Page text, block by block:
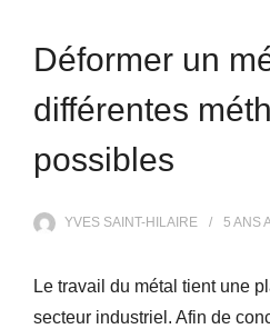
Déformer un
différentes
possibles
YVES SAINT-HILAIRE 5 ANS
Le travail du métal tient une
secteur industriel. Afin de